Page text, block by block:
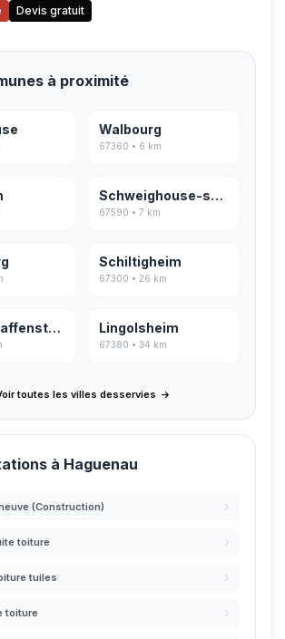
Devis gratuit
à proximité
Walbourg
67360 • 6 km
Schweighouse-sur-Moder
67590 • 7 km
Schiltigheim
67300 • 26 km
Illkirch-Graffenstaden Lingolsheim
67380 • 34 km
toutes les villes desservies
à Haguenau
(Construction)
toiture
tuiles
toiture